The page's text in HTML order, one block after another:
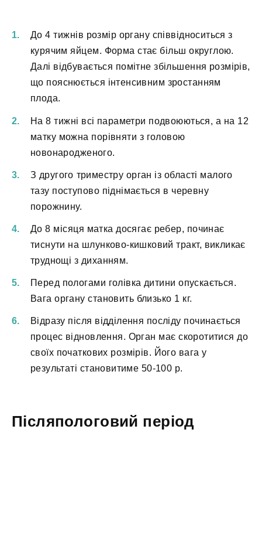
До 4 тижнів розмір органу співвідноситься з
курячим яйцем. Форма стає більш округлою.
Далі відбувається помітне збільшення розмірів,
що пояснюється інтенсивним зростанням
плода.
На 8 тижні всі параметри подвоюються, а на 12
матку можна порівняти з головою
новонародженого.
З другого триместру орган із області малого
тазу поступово піднімається в черевну
порожнину.
До 8 місяця матка досягає ребер, починає
тиснути на шлунково-кишковий тракт, викликає
труднощі з диханням.
Перед пологами голівка дитини опускається.
Вага органу становить близько 1 кг.
Відразу після відділення посліду починається
процес відновлення. Орган має скоротитися до
своїх початкових розмірів. Його вага у
результаті становитиме 50-100 р.
Післяпологовий період